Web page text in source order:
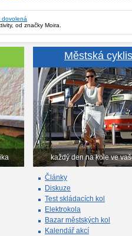
dovolená
od značky Moira.
Městská
každý den na kole ve
Články
Diskuze
Test skládacích kol
Elektrokola
Bazar městských kol
Kalendář akcí